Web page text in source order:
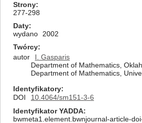
Strony
277-298
Daty
wydano
2002
Twórcy
autor
I. Gasparis
Department of Mathematics,
Department of Mathematics,
Identyfikatory
DOI
10.4064/sm151-3-6
Identyfikator YADDA
bwmeta1.element.bwnjournal-article-